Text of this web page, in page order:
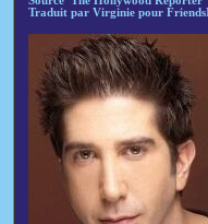
Traduit par Virginie pour